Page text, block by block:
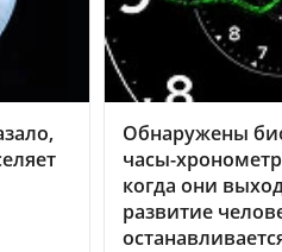
Обнаружены
часы-
когда они
развитие